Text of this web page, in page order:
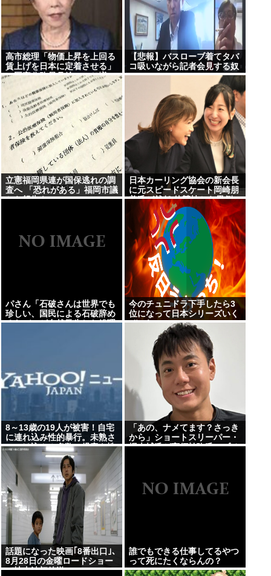
高市総理「物価上昇を上回る
賃上げを日本に定着させる」
→国家公務員月給3.51％増へ
地方公務員も追随する見通し
【悲報】バスローブ着てタバ
コ吸いながら記者会見する奴
www
立憲福岡県連が国保逃れの調
査へ 「恐れがある」福岡市議
から報告も
日本カーリング協会の新会長
に元スピードスケート岡崎朋
美氏が就任 他競技から異例の
起用
パさん「石破さんは世界でも
珍しい、国民による石破辞め
るなデモが自然発生した総理
今のチュニドラ下手したら3
位になって日本シリーズいく
ぞこれ
8～13歳の19人が被害！自宅
に連れ込み性的暴行。未熟さ
につけ込んみ多数の児童を性
欲のはけ口した31歳の男逮捕
「あの、ナメてます？さっき
から」ショートスリーパー・
堀大輔氏が高須幹弥氏にブチ
話題になった映画｢8番出口｣､
8月28日の金曜ロードショー
で地上波初放送
誰でもできる仕事してるやつ
って死にたくならんの？